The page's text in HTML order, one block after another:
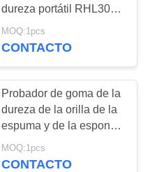
dureza portátil RHL30
para morir cavidad de
moldes
MOQ:1pcs
CONTACTO
Probador de goma de la
dureza de la orilla de la
espuma y de la esponja
400g 5m m
MOQ:1pcs
CONTACTO